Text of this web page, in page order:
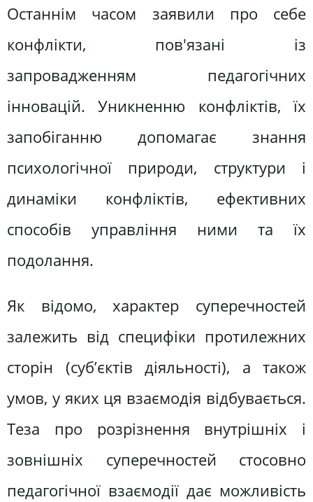
Останнім часом заявили про себе
конфлікти, пов'язані із
запровадженням педагогічних
інновацій. Уникненню конфліктів, їх
запобіганню допомагає знання
психологічної природи, структури і
динаміки конфліктів, ефективних
способів управління ними та їх
подолання.
Як відомо, характер суперечностей
залежить від специфіки протилежних
сторін (суб’єктів діяльності), а також
умов, у яких ця взаємодія відбувається.
Теза про розрізнення внутрішніх і
зовнішніх суперечностей стосовно
педагогічної взаємодії дає можливість